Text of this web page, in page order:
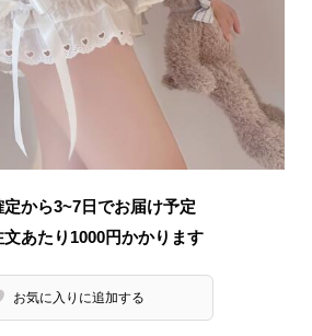
定から3~7日でお届け予定
あたり 1000円かかります
お気に入りに追加する